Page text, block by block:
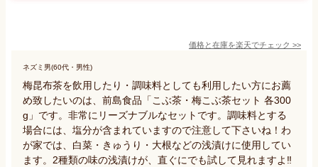
価格と在庫を楽天でチェック >>
ネズミ男(60代・男性)
梅昆布茶を飲用したり・調味料としても利用したい方にお薦
め致したいのは、前島食品「こぶ茶・梅こぶ茶セット 各300
g」です。非常にリーズナブルなセットです。調味料とする
場合には、塩分が含まれていますので注意して下さいね！わ
が家では、白菜・きゅうり・大根などの浅漬けに使用してい
ます。2種類の味の浅漬けが、直ぐにでも試して見れますよ‼️